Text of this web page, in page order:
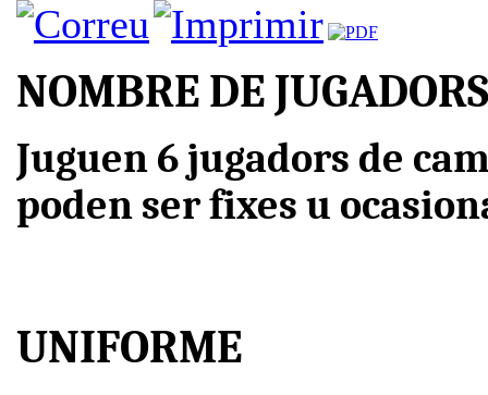
NOMBRE DE JUGADORS
Juguen 6 jugadors de
poden ser fixes u
UNIFORME